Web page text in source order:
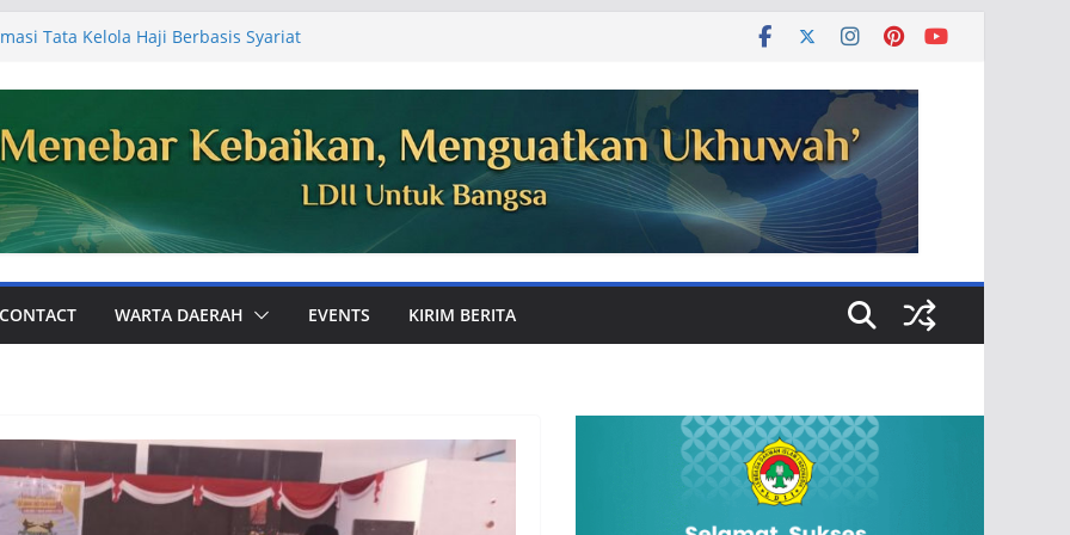
Tata Kelola Haji Berbasis Syariat
PC LDII Tualang
81, Warga PC LDII Dayun Gelar Kerja
Masjid
Kabupaten Siak Audiensi ke
Laporan Kegiatan Semester I
Pembinaan Karakter Generasi
Bola
CONTACT WARTA DAERAH EVENTS KIRIM BERITA